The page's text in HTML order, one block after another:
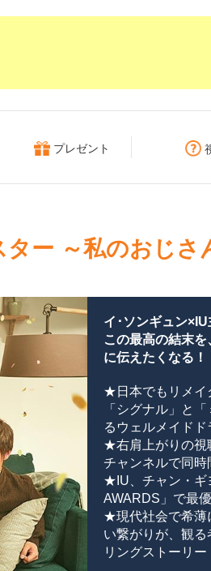
プレゼント
ー ～私のおじさ
イ･ソンギュン
この最高の結末
に伝えたくなる！
★日本でもリメイ
「シグナル」と
るウェルメイドド
★右肩上がりの視
チャンネルで同時
★IU、チャン・ギ
AWARDS」で最
★現代社会で希薄
い繋がりが、観
リングストーリー